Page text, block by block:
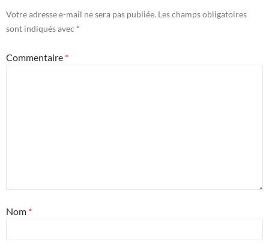
Votre adresse e-mail ne sera pas publiée. Les champs obligatoires
sont indiqués avec *
Commentaire *
Nom *